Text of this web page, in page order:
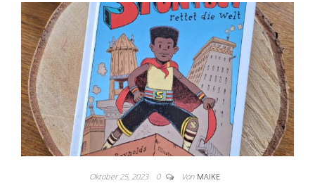
Oktober 25, 2023 0 Von MAIKE